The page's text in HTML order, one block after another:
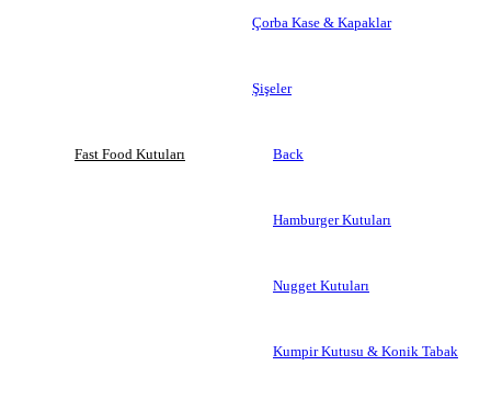
Çorba Kase & Kapaklar
Şişeler
Fast Food Kutuları Back
Hamburger Kutuları
Nugget Kutuları
Kumpir Kutusu & Konik Tabak